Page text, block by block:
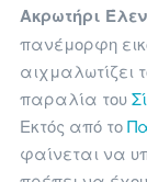
Ακρωτήρι
πανέμορφη
αιχμαλωτίζει
παραλία του
Εκτός από το
φαίνεται να